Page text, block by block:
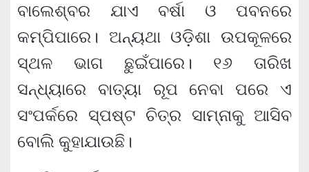
ବାଲେଶ୍ବର ଯାଏ ବର୍ଷା ଓ ପବନରେ
କମ୍ପିପାରେ। ଅନ୍ୟଥା ଓଡ଼ିଶା ଉପକୂଳରେ
ସ୍ଥଳ ଭାଗ ଛୁଇଁପାରେ। ୧୬ ତାରିଖ
ସନ୍ଧ୍ୟାରେ ବାତ୍ୟା ରୂପ ନେବା ପରେ ଏ
ସଂପର୍କରେ ସ୍ପଷ୍ଟ ଚିତ୍ର ସାମ୍ନାକୁ ଆସିବ
ବୋଲି କୁହାଯାଉଛି।